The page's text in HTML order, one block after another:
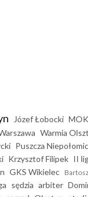
Józef Łobocki
Warmia
Puszcza
Krzysztof Filipek II
GKS Wikielec Bartosz
sędzia arbiter